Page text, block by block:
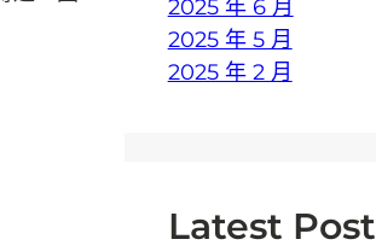
2025 年 6 月
2025 年 5 月
2025 年 2 月
Latest Post